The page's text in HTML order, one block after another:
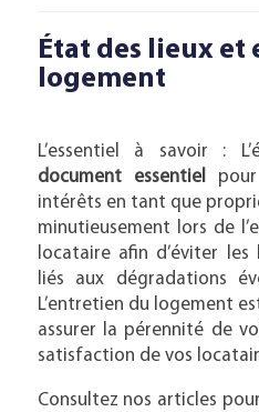
État des lieux
logement
L’essentiel à savoir :
document essentiel
intérêts en tant que
minutieusement lors de
locataire afin d’éviter
liés aux dégradations
L’entretien du logement
assurer la pérennité de
satisfaction de vos
Consultez nos articles